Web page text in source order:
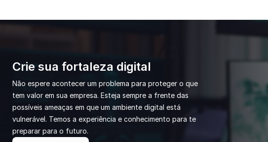
Crie sua fortaleza digital
Não espere acontecer um problema para proteger o que
tem valor em sua empresa. Esteja sempre a frente das
possíveis ameaças em que um ambiente digital está
vulnerável. Temos a experiência e conhecimento para te
preparar para o futuro.